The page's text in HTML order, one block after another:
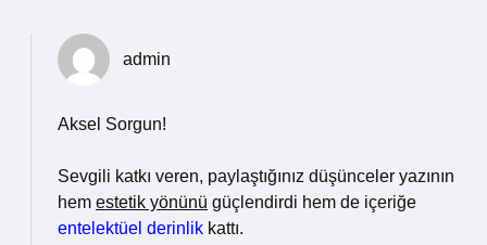
admin
Aksel Sorgun!
Sevgili katkı veren, paylaştığınız düşünceler yazının
hem estetik yönünü güçlendirdi hem de içeriğe
entelektüel derinlik kattı.